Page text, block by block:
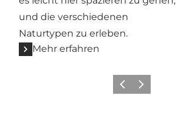
und die verschiedenen
Naturtypen zu erleben.
Mehr erfahren
ZurückWeiter